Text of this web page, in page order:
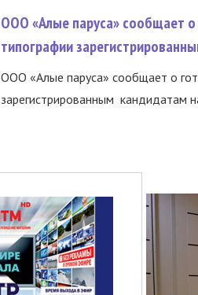
ООО «Алые паруса» сообщает о
типографии
ООО «Алые паруса» сообщает о
зарегистрированным кандидатам